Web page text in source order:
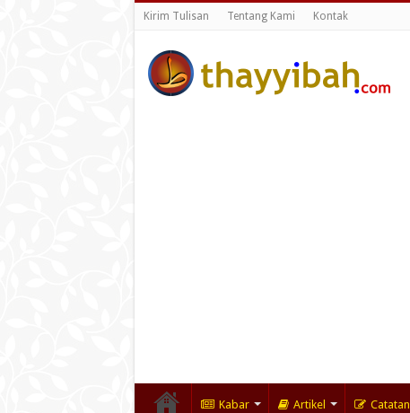
Kirim Tulisan Tentang Kami Kontak
Kabar Artikel Catatan